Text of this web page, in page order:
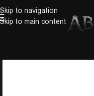
Skip to navigation
Skip to main content